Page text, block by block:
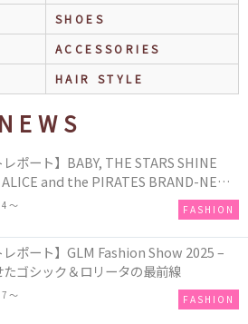
SHOES
ACCESSORIES
HAIR STYLE
レポート】BABY, THE STARS SHINE
and the PIRATES BRAND-NEW
in TOKYO
〜 FASHION
レポート】GLM Fashion Show 2025 –
ゴシック＆ロリータの最前線
〜 FASHION